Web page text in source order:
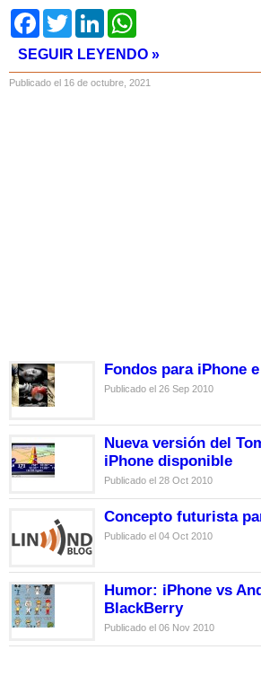
FacebookTwitter LinkedIn
SEGUIR LEYENDO »
Publicado el 16 de octubre, 2021
Fondos para iPhone
Publicado el 26 Sep 2010
Nueva versión del
iPhone disponible
Publicado el 28 Oct 2010
Concepto futurista
Publicado el 04 Oct 2010
Humor: iPhone vs
BlackBerry
Publicado el 06 Nov 2010